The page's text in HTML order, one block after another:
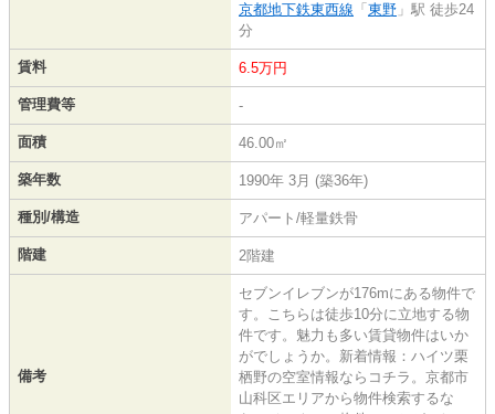
京都地下鉄東西線 「 東野 」駅 徒歩24
分
賃料 6.5万円
管理費等 -
面積 46.00㎡
築年数 1990年 3月 (築36年)
種別/構造 アパート/軽量鉄骨
階建 2階建
備考
セブンイレブンが176mにある物件で
す。こちらは徒歩10分に立地する物
件です。魅力も多い賃貸物件はいか
がでしょうか。新着情報：ハイツ栗
栖野の空室情報ならコチラ。京都市
山科区エリアから物件検索するな